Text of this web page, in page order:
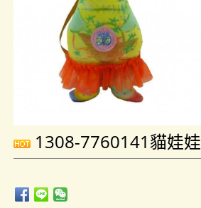
1308-7760141貓娃娃